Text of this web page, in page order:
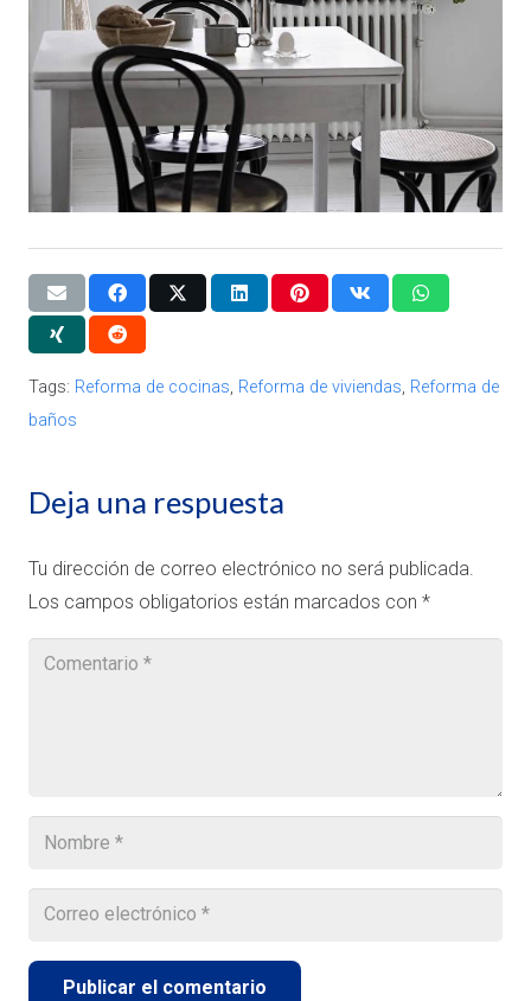
Tags: Reforma de cocinas, Reforma de viviendas, Reforma de
baños
Deja una respuesta
Tu dirección de correo electrónico no será publicada.
Los campos obligatorios están marcados con *
Publicar el comentario